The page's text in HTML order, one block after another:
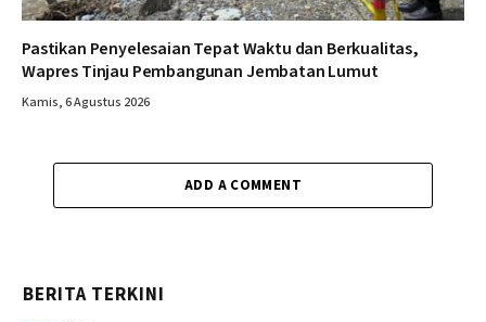
Pastikan Penyelesaian Tepat Waktu dan Berkualitas,
Wapres Tinjau Pembangunan Jembatan Lumut
Kamis, 6 Agustus 2026
ADD A COMMENT
BERITA TERKINI